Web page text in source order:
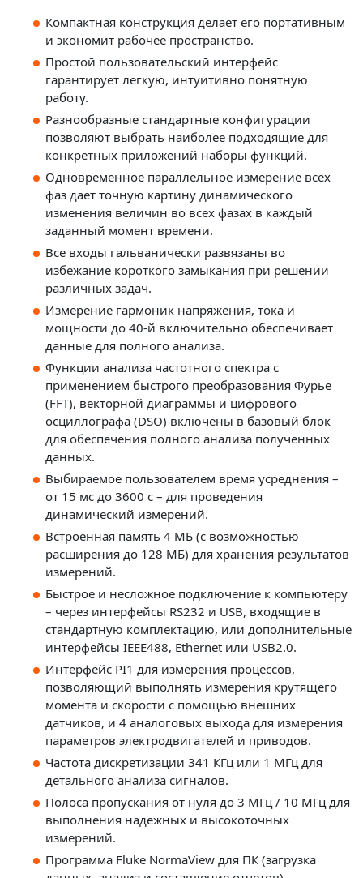
Компактная конструкция делает его портативным
и экономит рабочее пространство.
Простой пользовательский интерфейс
гарантирует легкую, интуитивно понятную
работу.
Разнообразные стандартные конфигурации
позволяют выбрать наиболее подходящие для
конкретных приложений наборы функций.
Одновременное параллельное измерение всех
фаз дает точную картину динамического
изменения величин во всех фазах в каждый
заданный момент времени.
Все входы гальванически развязаны во
избежание короткого замыкания при решении
различных задач.
Измерение гармоник напряжения, тока и
мощности до 40-й включительно обеспечивает
данные для полного анализа.
Функции анализа частотного спектра с
применением быстрого преобразования Фурье
(FFT), векторной диаграммы и цифрового
осциллографа (DSO) включены в базовый блок
для обеспечения полного анализа полученных
данных.
Выбираемое пользователем время усреднения –
от 15 мс до 3600 с – для проведения
динамический измерений.
Встроенная память 4 МБ (с возможностью
расширения до 128 МБ) для хранения результатов
измерений.
Быстрое и несложное подключение к компьютеру
– через интерфейсы RS232 и USB, входящие в
стандартную комплектацию, или дополнительные
интерфейсы IEEE488, Ethernet или USB2.0.
Интерфейс PI1 для измерения процессов,
позволяющий выполнять измерения крутящего
момента и скорости с помощью внешних
датчиков, и 4 аналоговых выхода для измерения
параметров электродвигателей и приводов.
Частота дискретизации 341 КГц или 1 МГц для
детального анализа сигналов.
Полоса пропускания от нуля до 3 МГц / 10 МГц для
выполнения надежных и высокоточных
измерений.
Программа Fluke NormaView для ПК (загрузка